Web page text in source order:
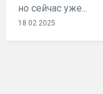
но сейчас уже...
18.02.2025